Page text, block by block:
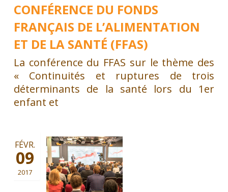
CONFÉRENCE DU FONDS
FRANÇAIS DE L’ALIMENTATION
ET DE LA SANTÉ (FFAS)
La conférence du FFAS sur le thème des
« Continuités et ruptures de trois
déterminants de la santé lors du 1er
enfant et
FÉVR.
09
2017